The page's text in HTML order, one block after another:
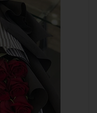
чайный
упаковка